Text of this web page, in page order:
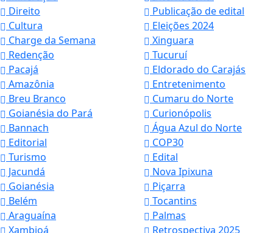
Direito
Publicação de edital
Cultura
Eleições 2024
Charge da Semana
Xinguara
Redenção
Tucuruí
Pacajá
Eldorado do Carajás
Amazônia
Entretenimento
Breu Branco
Cumaru do Norte
Goianésia do Pará
Curionópolis
Bannach
Água Azul do Norte
Editorial
COP30
Turismo
Edital
Jacundá
Nova Ipixuna
Goianésia
Piçarra
Belém
Tocantins
Araguaína
Palmas
Xambioá
Retrospectiva 2025